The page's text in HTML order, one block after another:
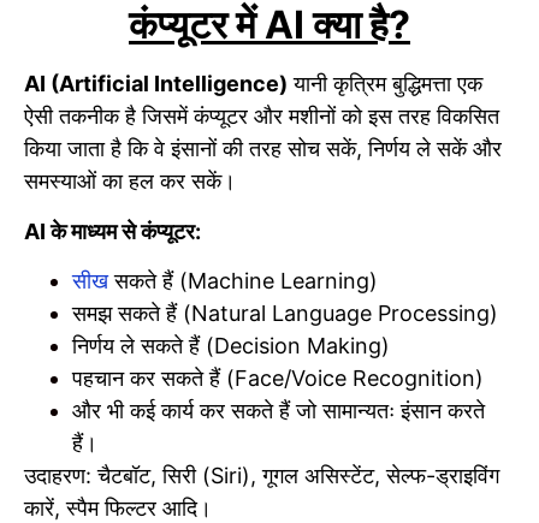
कंप्यूटर में AI क्या है?
AI (Artificial Intelligence) यानी कृत्रिम बुद्धिमत्ता एक
ऐसी तकनीक है जिसमें कंप्यूटर और मशीनों को इस तरह विकसित
किया जाता है कि वे इंसानों की तरह सोच सकें, निर्णय ले सकें और
समस्याओं का हल कर सकें।
AI के माध्यम से कंप्यूटर:
सीखसकते हैं (Machine Learning)
समझ सकते हैं (Natural Language Processing)
निर्णय ले सकते हैं (Decision Making)
पहचान कर सकते हैं (Face/Voice Recognition)
और भी कई कार्य कर सकते हैं जो सामान्यतः इंसान करते
हैं।
उदाहरण: चैटबॉट, सिरी (Siri), गूगल असिस्टेंट, सेल्फ-ड्राइविंग
कारें, स्पैम फिल्टर आदि।